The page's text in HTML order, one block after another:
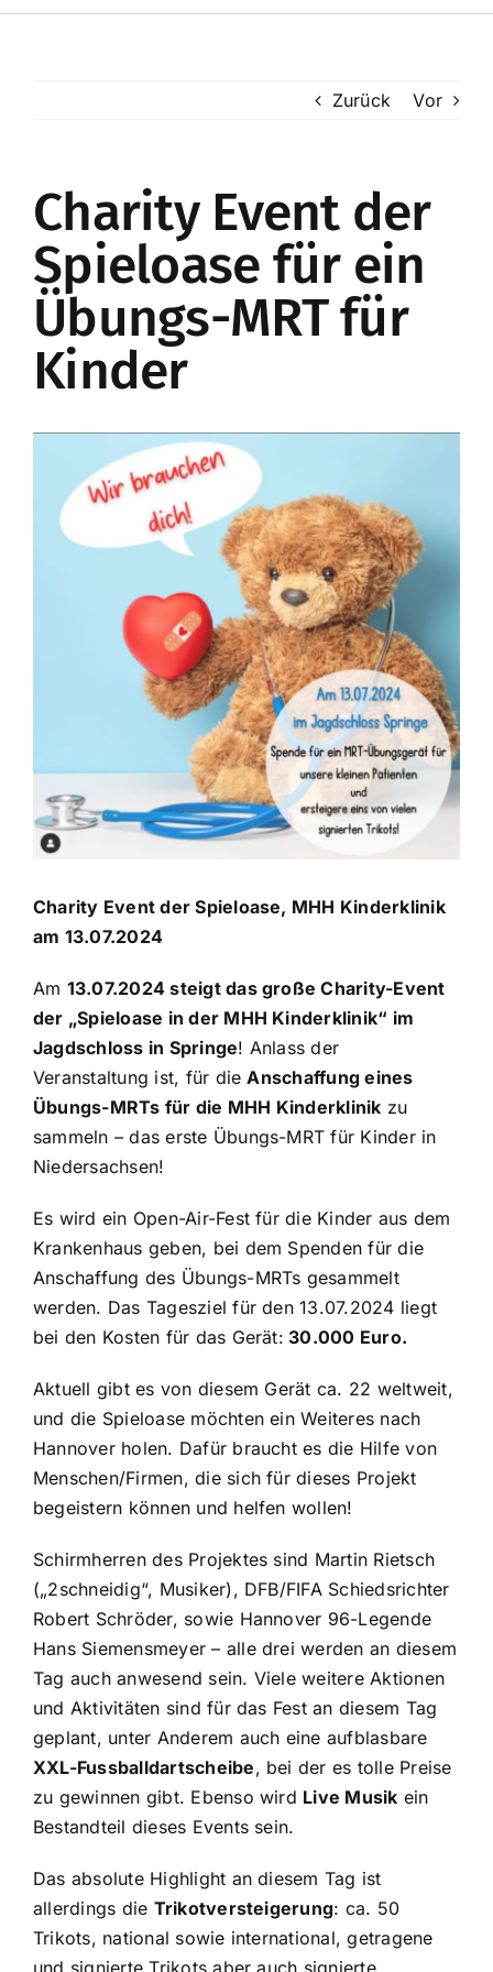
Navigation
Mannschaften
Kunstrasenplatz
Online-Shop
Spenden
Zurück Vor
Charity Event der
Spieloase für ein
Übungs-MRT für
Kinder
grösseres
Bild
Charity Event der Spieloase, MHH Kinderklinik
am 13.07.2024
Am 13.07.2024 steigt das große Charity-Event
der „Spieloase in der MHH Kinderklinik“ im
Jagdschloss in Springe! Anlass der
Veranstaltung ist, für dieAnschaffung eines
Übungs-MRTs für die MHH Kinderklinik zu
sammeln – das erste Übungs-MRT für Kinder in
Niedersachsen!
Es wird ein Open-Air-Fest für die Kinder aus dem
Krankenhaus geben, bei dem Spenden für die
Anschaffung des Übungs-MRTs gesammelt
werden. Das Tagesziel für den 13.07.2024 liegt
bei den Kosten für das Gerät: 30.000 Euro.
Aktuell gibt es von diesem Gerät ca. 22 weltweit,
und die Spieloase möchten ein Weiteres nach
Hannover holen. Dafür braucht es die Hilfe von
Menschen/Firmen, die sich für dieses Projekt
begeistern können und helfen wollen!
Schirmherren des Projektes sind Martin Rietsch
(„2schneidig“, Musiker), DFB/FIFA Schiedsrichter
Robert Schröder, sowie Hannover 96-Legende
Hans Siemensmeyer – alle drei werden an diesem
Tag auch anwesend sein. Viele weitere Aktionen
und Aktivitäten sind für das Fest an diesem Tag
geplant, unter Anderem auch eine aufblasbare
XXL-Fussballdartscheibe, bei der es tolle Preise
zu gewinnen gibt. Ebenso wird Live Musik ein
Bestandteil dieses Events sein.
Das absolute Highlight an diesem Tag ist
allerdings die Trikotversteigerung: ca. 50
Trikots, national sowie international, getragene